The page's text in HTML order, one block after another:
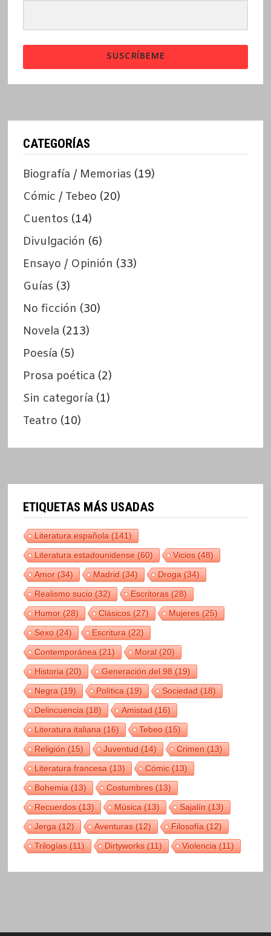
SUSCRÍBEME
CATEGORÍAS
Biografía / Memorias (19)
Cómic / Tebeo (20)
Cuentos (14)
Divulgación (6)
Ensayo / Opinión (33)
Guías (3)
No ficción (30)
Novela (213)
Poesía (5)
Prosa poética (2)
Sin categoría (1)
Teatro (10)
ETIQUETAS MÁS USADAS
Literatura española(141)
Literatura estadounidense(60) Vicios(48)
Amor(34) Madrid(34) Droga(34)
Realismo sucio(32) Escritoras(28)
Humor(28) Clásicos(27) Mujeres(25)
Sexo(24) Escritura(22)
Contemporánea(21) Moral(20)
Historia(20) Generación del 98(19)
Negra(19) Política(19) Sociedad(18)
Delincuencia(18) Amistad(16)
Literatura italiana(16) Tebeo(15)
Religión(15) Juventud(14) Crimen(13)
Literatura francesa(13) Cómic(13)
Bohemia(13) Costumbres(13)
Recuerdos(13) Música(13) Sajalín(13)
Jerga(12) Aventuras(12) Filosofía(12)
Trilogías(11) Dirtyworks(11) Violencia(11)